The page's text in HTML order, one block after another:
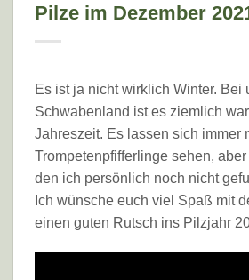
Pilze im Dezember
Es ist ja nicht wirklich Winter. Bei
Schwabenland ist es ziemlich
Jahreszeit. Es lassen sich immer
Trompetenpfifferlinge sehen,
den ich persönlich noch nicht
Ich wünsche euch viel Spaß mit
einen guten Rutsch ins Pilzjahr